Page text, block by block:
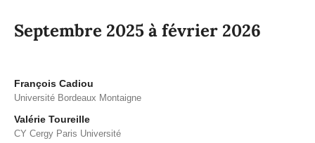
Septembre 2025 à février 2026
François Cadiou
Université Bordeaux Montaigne
Valérie Toureille
CY Cergy Paris Université